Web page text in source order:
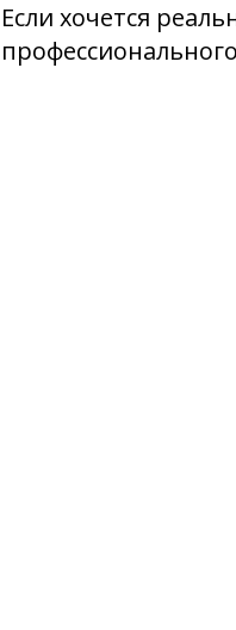
Если хочется